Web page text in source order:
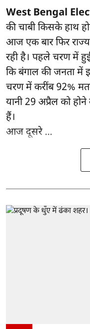
West Bengal
की चाबी किसके हाथ
आज एक बार फिर
रही है। पहले चरण में
कि बंगाल की जनता में
चरण में करींब 92%
यानी 29 अप्रैल को
हैं।
आज दूसरे ...